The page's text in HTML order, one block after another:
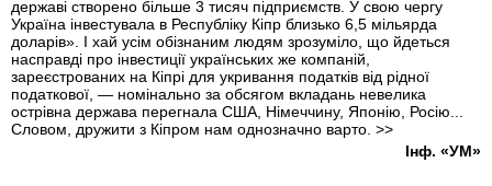
державі створено більше 3 тисяч підприємств. У свою чергу
Україна інвестувала в Республіку Кіпр близько 6,5 мільярда
доларів». І хай усім обізнаним людям зрозуміло, що йдеться
насправді про інвестиції українських же компаній,
зареєстрованих на Кіпрі для укривання податків від рідної
податкової, — номінально за обсягом вкладань невелика
острівна держава перегнала США, Німеччину, Японію, Росію...
Словом, дружити з Кіпром нам однозначно варто. >>
Інф. «УМ»